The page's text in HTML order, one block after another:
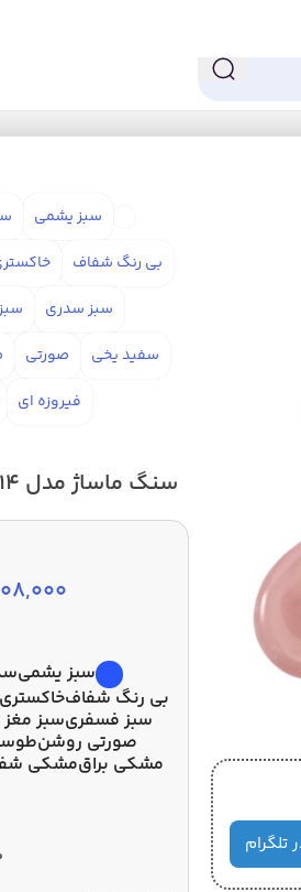
تلگرام
سبز یشمی
بی رنگ شفاف
سبز سدری
سفید یخی
صورتی
فیروزه ای
سنگ ماساژ مدل Q14
سبز یشمی
بی رنگ شفاف
سبز فسفریسبز
صورتی روشن
مشکی براقمشکی